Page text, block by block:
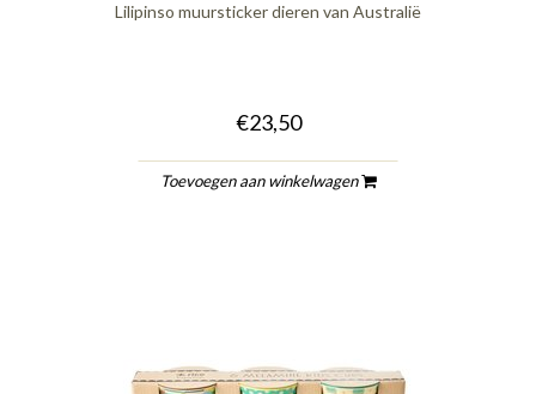
Lilipinso muursticker dieren van Australië
€23,50
Toevoegen aan winkelwagen